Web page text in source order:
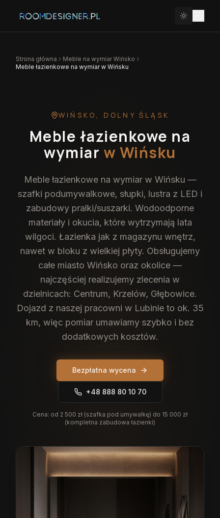
Strona główna Meble na wymiarWińsko
Meble łazienkowe na wymiar w Wińsku
WIŃSKO , DOLNY ŚLĄSK
Meble łazienkowe na
wymiar w Wińsku
Meble łazienkowe na wymiar w Wińsku —
szafki podumywalkowe, słupki, lustra z LED i
zabudowy pralki/suszarki. Wodoodporne
materiały i okucia, które wytrzymają lata
wilgoci. Łazienka jak z magazynu wnętrz,
nawet w bloku z wielkiej płyty. Obsługujemy
całe miasto Wińsko oraz okolice —
najczęściej realizujemy zlecenia w
dzielnicach: Centrum, Krzelów, Głębowice.
Dojazd z naszej pracowni w Lubinie to ok. 35
km, więc pomiar umawiamy szybko i bez
dodatkowych kosztów.
Bezpłatna wycena
+48 888 80 10 70
Cena: od 2 500 zł (szafka pod umywalkę) do 15 000 zł
(kompletna zabudowa łazienki)